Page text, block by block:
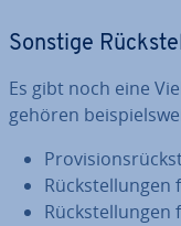
Sonstige
Es gibt noch eine
gehören
Rück­stel­lun­gen
Rück­stel­lun­gen